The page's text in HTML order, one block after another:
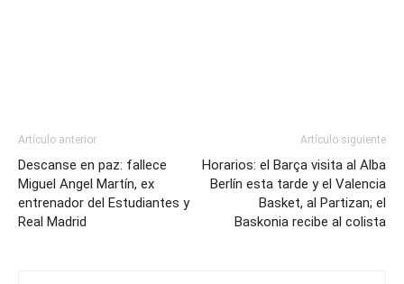
Artículo anterior
Descanse en paz: fallece
Miguel Angel Martín, ex
entrenador del Estudiantes y
Real Madrid
Artículo siguiente
Horarios: el Barça visita al Alba
Berlín esta tarde y el Valencia
Basket, al Partizan; el
Baskonia recibe al colista